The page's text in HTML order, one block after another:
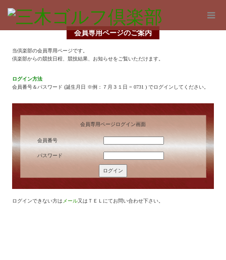
会員専用ページのご案内
当倶楽部の会員専用ページです。
倶楽部からの競技日程、競技結果、お知らせをご覧いただけます。
ログイン方法
会員番号＆パスワード (誕生月日 ※例：７月３１日 = 0731 ) でログインしてください。
会員専用ページログイン画面
会員番号
パスワード
ログインできない方は メール 又はＴＥＬにてお問い合わせ下さい。